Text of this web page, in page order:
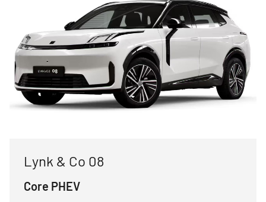
Lynk & Co 08
Core PHEV